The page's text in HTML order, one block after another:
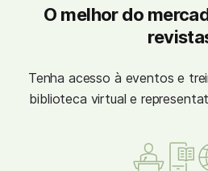
O melhor do
Tenha acesso à eventos e
biblioteca virtual e